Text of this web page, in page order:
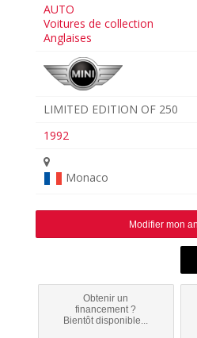
AUTO
Voitures de collection
Anglaises
LIMITED EDITION OF 250
1992
Monaco
Modifier mon
Obtenir un
financement ?
Bientôt disponible...